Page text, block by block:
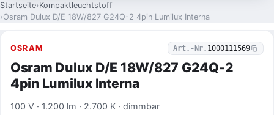
Startseite Kompaktleuchtstoff
Osram Dulux D/E 18W/827 G24Q-2 4pin Lumilux Interna
OSRAM Art.-Nr. 1000111569
Osram Dulux D/E 18W/827 G24Q-2
4pin Lumilux Interna
100 V · 1.200 lm · 2.700 K · dimmbar